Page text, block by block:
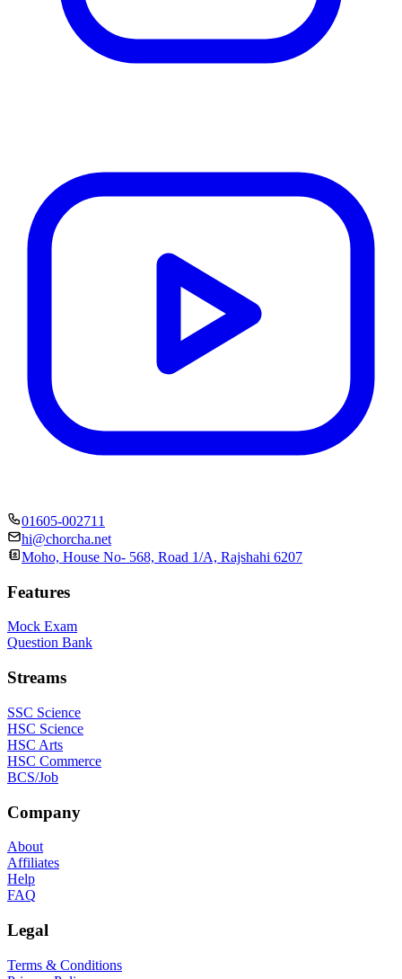
01605-002711
hi@chorcha.net
Moho, House No- 568, Road 1/A, Rajshahi 6207
Features
Mock Exam
Question Bank
Streams
SSC Science
HSC Science
HSC Arts
HSC Commerce
BCS/Job
Company
About
Affiliates
Help
FAQ
Legal
Terms & Conditions